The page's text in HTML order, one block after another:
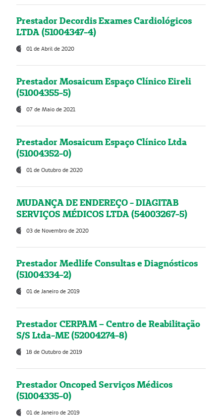
Prestador Decordis Exames Cardiológicos
LTDA (51004347-4)
01 de Abril de 2020
Prestador Mosaicum Espaço Clínico Eireli
(51004355-5)
07 de Maio de 2021
Prestador Mosaicum Espaço Clínico Ltda
(51004352-0)
01 de Outubro de 2020
MUDANÇA DE ENDEREÇO - DIAGITAB
SERVIÇOS MÉDICOS LTDA (54003267-5)
03 de Novembro de 2020
Prestador Medlife Consultas e Diagnósticos
(51004334-2)
01 de Janeiro de 2019
Prestador CERPAM – Centro de Reabilitação
S/S Ltda-ME (52004274-8)
18 de Outubro de 2019
Prestador Oncoped Serviços Médicos
(51004335-0)
01 de Janeiro de 2019